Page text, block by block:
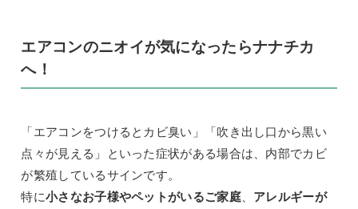
エアコンのニオイが気になったらナナチカ
へ！
「エアコンをつけるとカビ臭い」「吹き出し口から黒い
点々が見える」といった症状がある場合は、内部でカビ
が繁殖しているサインです。
特に小さなお子様やペットがいるご家庭、 アレルギーが